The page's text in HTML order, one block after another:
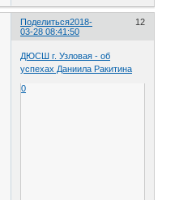
Поделиться 12
2018-
03-28 08:41:50
ДЮСШ г. Узловая - об
успехах Даниила Ракитина
0